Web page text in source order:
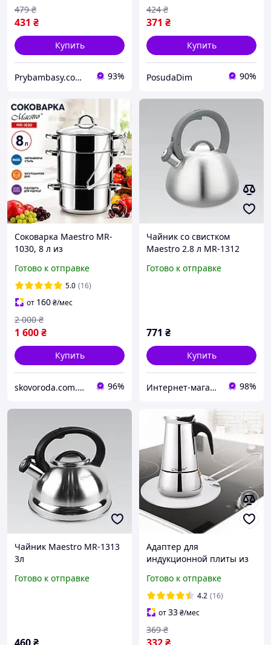
431 ₴
479 ₴
Купить
Prybambasy.com.ua - магазин товаров для дома 93%
371 ₴
424 ₴
Купить
PosudaDim 90%
Соковарка Maestro MR-
1030, 8 л из
фруктов, ягод, томатов,
для всех видов плит
Готово к отправке
5.0 (16)
от 160₴/мес
1 600₴
2 000 ₴
Купить
skovoroda.com.ua – все для кухни и дома 96%
Чайник со свистком
Maestro 2.8 л MR-1312
Готово к отправке
771 ₴
Купить
Интернет-магазин "E-posud" 98%
Чайник Maestro MR-1313
3л
Готово к отправке
Адаптер для
индукционной плиты из
Диск-переходник для
индукционной плиты (Ø
16, 3 мл)
Готово к отправке
4.2 (16)
от33₴/мес
369 ₴